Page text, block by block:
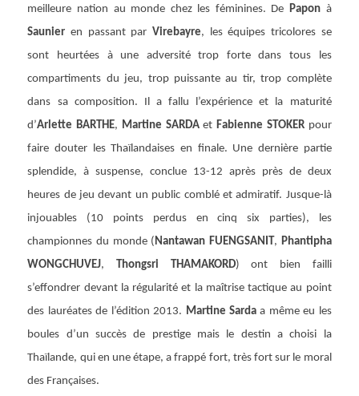
meilleure nation au monde chez les féminines. De Paponà
Saunier en passant par Virebayre, les équipes tricolores se
sont heurtées à une adversité trop forte dans tous les
compartiments du jeu, trop puissante au tir, trop complète
dans sa composition. Il a fallu l’expérience et la maturité
d’Arlette BARTHE, Martine SARDAetFabienne STOKER pour
faire douter les Thaïlandaises en finale. Une dernière partie
splendide, à suspense, conclue 13-12 après près de deux
heures de jeu devant un public comblé et admiratif. Jusque-là
injouables (10 points perdus en cinq six parties), les
championnes du monde (Nantawan FUENGSANIT , Phantipha
WONGCHUVEJ, Thongsri THAMAKORD) ont bien failli
s’effondrer devant la régularité et la maîtrise tactique au point
des lauréates de l’édition 2013. Martine Sardaa même eu les
boules d’un succès de prestige mais le destin a choisi la
Thaïlande, qui en une étape, a frappé fort, très fort sur le moral
des Françaises.